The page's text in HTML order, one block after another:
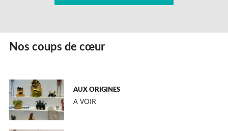
Nos coups de cœur
AUX ORIGINES
A VOIR